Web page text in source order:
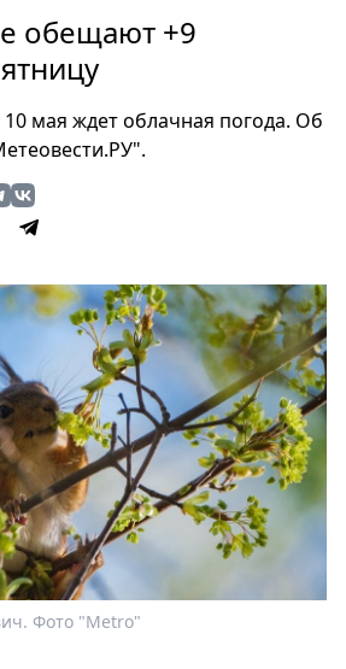
обещают +9
мая ждет облачная погода. Об
Фото "Metro"